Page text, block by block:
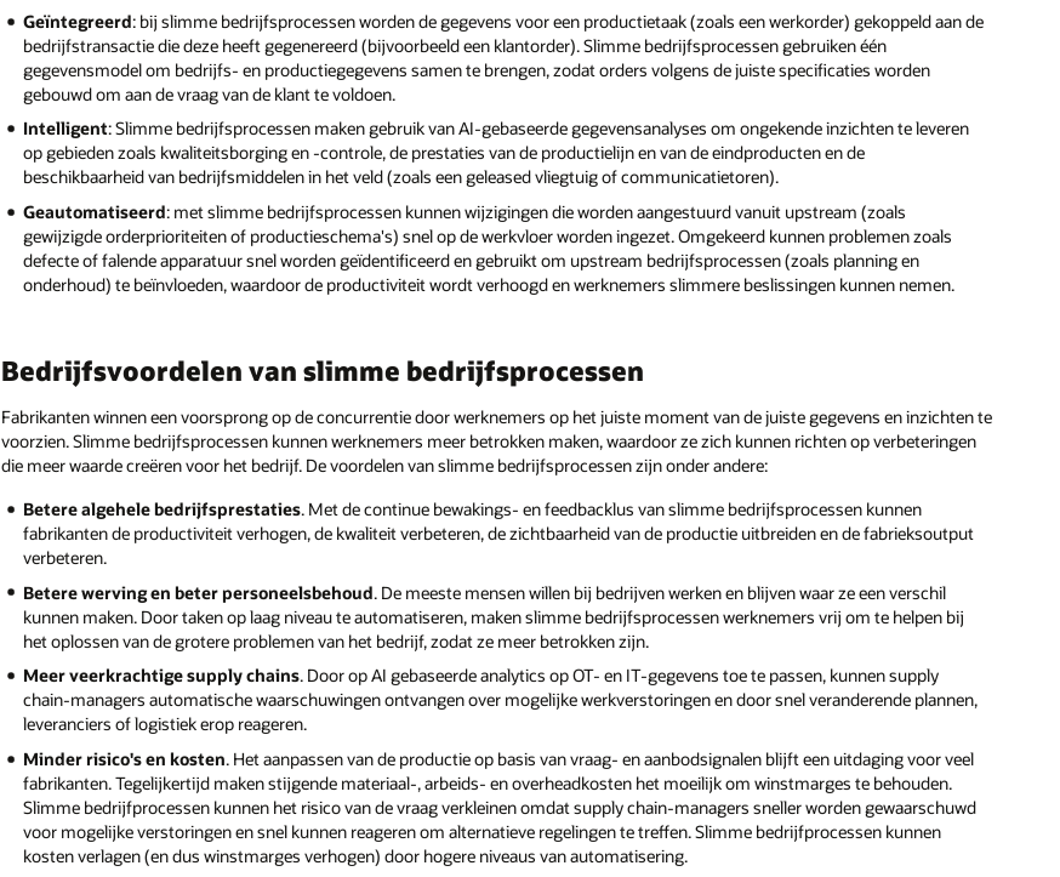
Geïntegreerd: bij slimme bedrijfsprocessen worden de gegevens voor een productietaak (zoals een werkorder) gekoppeld aan de
bedrijfstransactie die deze heeft gegenereerd (bijvoorbeeld een klantorder). Slimme bedrijfsprocessen gebruiken één
gegevensmodel om bedrijfs- en productiegegevens samen te brengen, zodat orders volgens de juiste specificaties worden
gebouwd om aan de vraag van de klant te voldoen.
Intelligent: Slimme bedrijfsprocessen maken gebruik van AI-gebaseerde gegevensanalyses om ongekende inzichten te leveren
op gebieden zoals kwaliteitsborging en -controle, de prestaties van de productielijn en van de eindproducten en de
beschikbaarheid van bedrijfsmiddelen in het veld (zoals een geleased vliegtuig of communicatietoren).
Geautomatiseerd: met slimme bedrijfsprocessen kunnen wijzigingen die worden aangestuurd vanuit upstream (zoals
gewijzigde orderprioriteiten of productieschema's) snel op de werkvloer worden ingezet. Omgekeerd kunnen problemen zoals
defecte of falende apparatuur snel worden geïdentificeerd en gebruikt om upstream bedrijfsprocessen (zoals planning en
onderhoud) te beïnvloeden, waardoor de productiviteit wordt verhoogd en werknemers slimmere beslissingen kunnen nemen.
Bedrijfsvoordelen van slimme bedrijfsprocessen
Fabrikanten winnen een voorsprong op de concurrentie door werknemers op het juiste moment van de juiste gegevens en inzichten te
voorzien. Slimme bedrijfsprocessen kunnen werknemers meer betrokken maken, waardoor ze zich kunnen richten op verbeteringen
die meer waarde creëren voor het bedrijf. De voordelen van slimme bedrijfsprocessen zijn onder andere:
Betere algehele bedrijfsprestaties. Met de continue bewakings- en feedbacklus van slimme bedrijfsprocessen kunnen
fabrikanten de productiviteit verhogen, de kwaliteit verbeteren, de zichtbaarheid van de productie uitbreiden en de fabrieksoutput
verbeteren.
Betere werving en beter personeelsbehoud. De meeste mensen willen bij bedrijven werken en blijven waar ze een verschil
kunnen maken. Door taken op laag niveau te automatiseren, maken slimme bedrijfsprocessen werknemers vrij om te helpen bij
het oplossen van de grotere problemen van het bedrijf, zodat ze meer betrokken zijn.
Meer veerkrachtige supply chains. Door op AI gebaseerde analytics op OT- en IT-gegevens toe te passen, kunnen supply
chain-managers automatische waarschuwingen ontvangen over mogelijke werkverstoringen en door snel veranderende plannen,
leveranciers of logistiek erop reageren.
Minder risico's en kosten. Het aanpassen van de productie op basis van vraag- en aanbodsignalen blijft een uitdaging voor veel
fabrikanten. Tegelijkertijd maken stijgende materiaal-, arbeids- en overheadkosten het moeilijk om winstmarges te behouden.
Slimme bedrijfprocessen kunnen het risico van de vraag verkleinen omdat supply chain-managers sneller worden gewaarschuwd
voor mogelijke verstoringen en snel kunnen reageren om alternatieve regelingen te treffen. Slimme bedrijfprocessen kunnen
kosten verlagen (en dus winstmarges verhogen) door hogere niveaus van automatisering.